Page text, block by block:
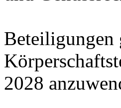
– zum
Beteiligungen
2028